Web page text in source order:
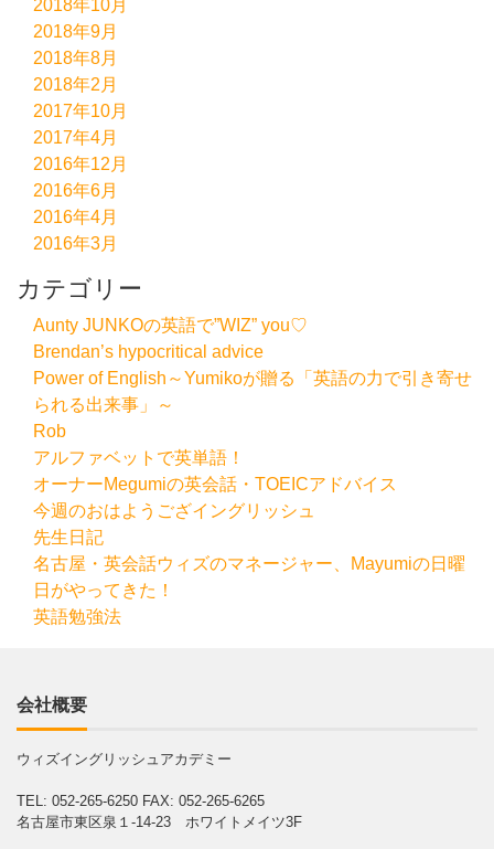
2018年10月
2018年9月
2018年8月
2018年2月
2017年10月
2017年4月
2016年12月
2016年6月
2016年4月
2016年3月
カテゴリー
Aunty JUNKOの英語で”WIZ” you♡
Brendan’s hypocritical advice
Power of English～Yumikoが贈る「英語の力で引き寄せ
られる出来事」～
Rob
アルファベットで英単語！
オーナーMegumiの英会話・TOEICアドバイス
今週のおはようござイングリッシュ
先生日記
名古屋・英会話ウィズのマネージャー、Mayumiの日曜
日がやってきた！
英語勉強法
会社概要
ウィズイングリッシュアカデミー
TEL: 052-265-6250 FAX: 052-265-6265
名古屋市東区泉１-14-23 ホワイトメイツ3F